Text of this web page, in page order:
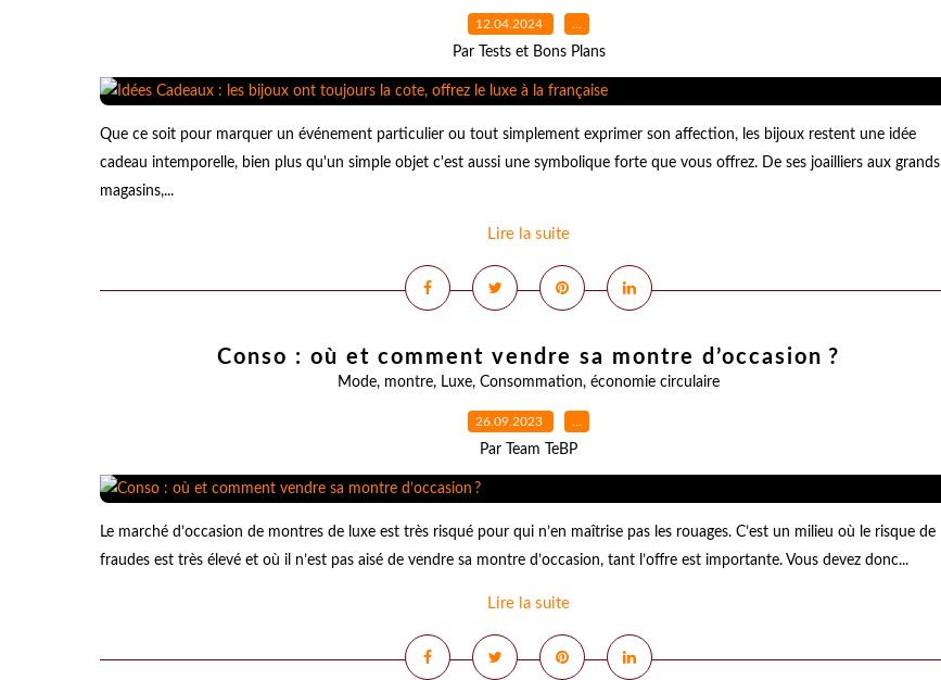
12.04.2024 …
Par Tests et Bons Plans
Que ce soit pour marquer un événement particulier ou tout simplement exprimer son affection, les bijoux restent une idée
cadeau intemporelle, bien plus qu'un simple objet c'est aussi une symbolique forte que vous offrez. De ses joailliers aux grands
magasins,...
Lire la suite
Conso : où et comment vendre sa montre d’occasion ?
Mode, montre, Luxe, Consommation, économie circulaire
26.09.2023 …
Par Team TeBP
Le marché d’occasion de montres de luxe est très risqué pour qui n’en maîtrise pas les rouages. C’est un milieu où le risque de
fraudes est très élevé et où il n’est pas aisé de vendre sa montre d’occasion, tant l’offre est importante. Vous devez donc...
Lire la suite